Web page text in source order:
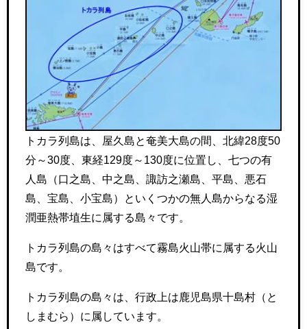
トカラ列島は、屋久島と奄美大島の間、北緯28度50
分～30度、東経129度～130度に位置し、七つの有
人島（口之島、中之島、諏訪之瀬島、平島、悪石
島、宝島、小宝島）といくつかの無人島からなる湿
潤亜熱帯埴生に属する島々です。
トカラ列島の島々はすべて霧島火山帯に属する火山
島です。
トカラ列島の島々は、行政上は鹿児島県十島村（と
しまむら）に属しています。